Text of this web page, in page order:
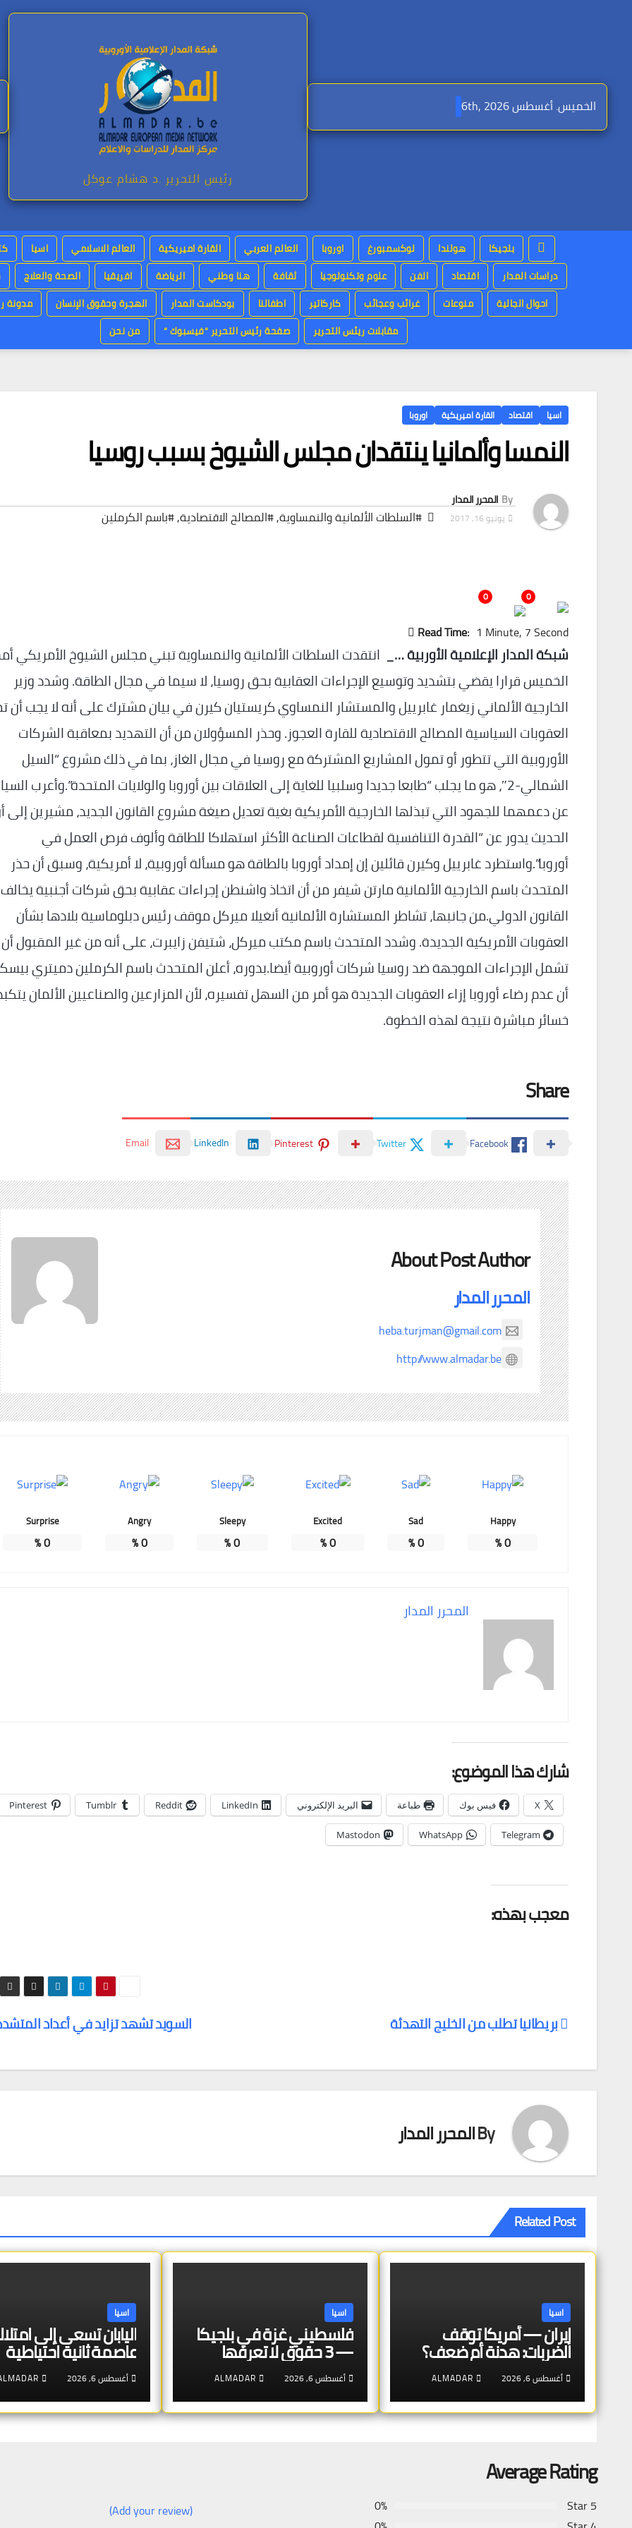
الخميس. أغسطس 6th, 2026
رئيس التحرير .د هشام عوكل
بلجيكا هولندا لوكسمبورغ اوروبا العالم العربي القارة اميريكية العالم الاسلامي اسيا
دراسات المدار
اقتصاد الفن علوم وتكنولوجيا ثقافة هنا وطني الرياضة افريقيا الصحة والعلاج
احوال الجالية
منوعات غرائب وعجائب كاركاتير اطفالنا بودكاست المدار الهجرة وحقوق الإنسان
مدونة
مقابلات ريئس التحرير
صفحة رئيس التحرير “فيسبوك “ من نحن
اسيا اقتصاد القارة اميريكية اوروبا
النمسا وألمانيا ينتقدان مجلس الشيوخ بسبب روسيا
By المحرر المدار
يونيو 16, 2017 #السلطات الألمانية والنمساوية,#المصالح الاقتصادية,#باسم الكرملين
0
0
Read Time: 1 Minute, 7 Second
شبكة المدار الإعلامية الأوربية …_ انتقدت السلطات الألمانية والنمساوية تبني مجلس الشيوخ الأمريكي
الخميس قرارا يقضي بتشديد وتوسيع الإجراءات العقابية بحق روسيا، لا سيما في مجال الطاقة. وشدد وزير
الخارجية الألماني زيغمار غابرييل والمستشار النمساوي كريستيان كيرن في بيان مشترك على أنه لا يجب
العقوبات السياسية المصالح الاقتصادية للقارة العجوز. وحذر المسؤولان من أن التهديد بمعاقبة الشركات
الأوروبية التي تتطور أو تمول المشاريع المشتركة مع روسيا في مجال الغاز، بما في ذلك مشروع “السيل
الشمالي-2″، هو ما يجلب “طابعا جديدا وسلبيا للغاية إلى العلاقات بين أوروبا والولايات المتحدة”.وأعرب
عن دعمهما للجهود التي تبذلها الخارجية الأمريكية بغية تعديل صيغة مشروع القانون الجديد، مشيرين إلى
الحديث يدور عن “القدرة التنافسية لقطاعات الصناعة الأكثر استهلاكا للطاقة وألوف فرص العمل في
أوروبا”.واستطرد غابرييل وكيرن قائلين إن إمداد أوروبا بالطاقة هو مسألة أوروبية، لا أمريكية، وسبق أن حذر
المتحدث باسم الخارجية الألمانية مارتن شيفر من أن اتخاذ واشنطن إجراءات عقابية بحق شركات أجنبية يخالف
القانون الدولي.من جانبها، تشاطر المستشارة الألمانية أنغيلا ميركل موقف رئيس دبلوماسية بلادها بشأن
العقوبات الأمريكية الجديدة. وشدد المتحدث باسم مكتب ميركل، شتيفن زايبرت، على أنه من غير المقبول أن
تشمل الإجراءات الموجهة ضد روسيا شركات أوروبية أيضا.بدوره، أعلن المتحدث باسم الكرملين دميتري
أن عدم رضاء أوروبا إزاء العقوبات الجديدة هو أمر من السهل تفسيره، لأن المزارعين والصناعيين الألمان
خسائر مباشرة نتيجة لهذه الخطوة.
Share
Facebook
Twitter
Pinterest
LinkedIn
Email
About Post Author
المحرر المدار
heba.turjman@gmail.com
http://www.almadar.be
Happy
0
%
Sad
0
%
Excited
0
%
Sleepy
0
%
Angry
0
%
Surprise
0
%
المحرر المدار
شارك هذا الموضوع:
X فيس بوك طباعة البريد الإلكتروني LinkedIn
Reddit
Tumblr
Pinterest
Telegram
WhatsApp
Mastodon
معجب بهذه:
السويد تشهد تزايد في أعداد بريطانيا تطلب من الخليج التهدئة
Byالمحرر المدار
Related Post
اسيا
إيران — أمريكا توقف
الضربات: هدنة أم ضعف؟
أغسطس 6, 2026 ALMADAR
اسيا
فلسطيني غزة في بلجيكا
— 3 حقوق لا تعرفها
أغسطس 6, 2026 ALMADAR
اسيا
اليابان تسعى إلى
عاصمة ثانية احتياطية
أغسطس 6, 2026
Average Rating
5 Star
0%
(Add your review)